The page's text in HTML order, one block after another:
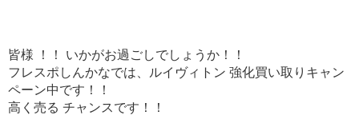
皆様 ！！ いかがお過ごしでしょうか！！
フレスポしんかなでは、ルイヴィトン 強化買い取りキャン
ペーン中です！！
高く売る チャンスです！！